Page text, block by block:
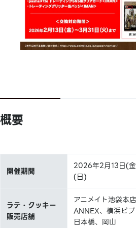
概要
開催期間
2026年2月13日(
(日)
ラテ・クッキー
販売店舗
アニメイト池袋本
ANNEX、横浜ビ
日本橋、岡山